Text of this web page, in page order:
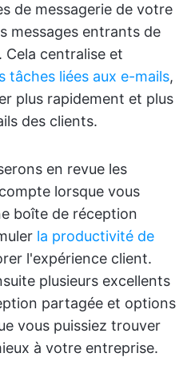
de messagerie de votre
messages entrants de
Cela centralise et
tâches liées aux e-mails,
plus rapidement et plus
des clients.
en revue les
lorsque vous
boîte de réception
la productivité de
l'expérience client.
plusieurs excellents
partagée et options
vous puissiez trouver
à votre entreprise.